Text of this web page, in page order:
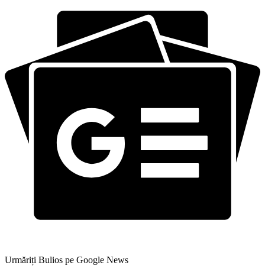
Urmăriți Bulios pe Google News